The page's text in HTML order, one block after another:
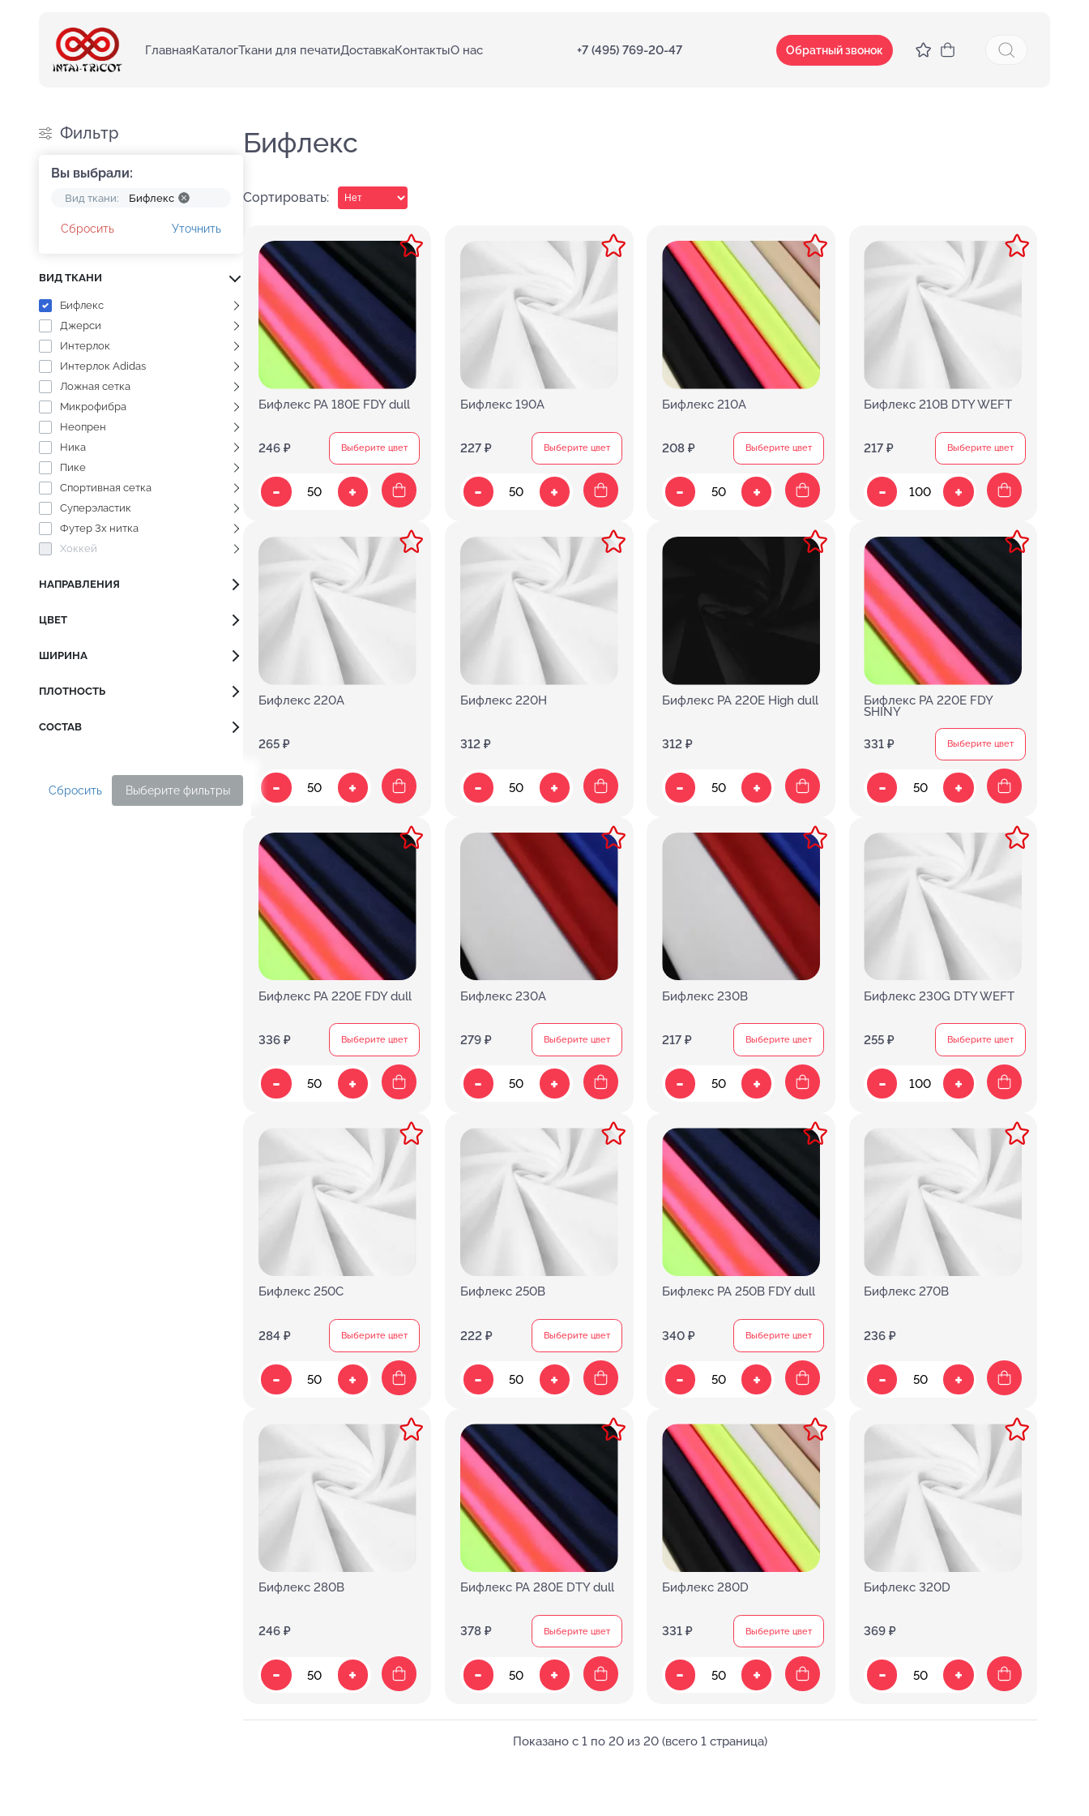
ГлавнаяКаталогТкани для печатиДоставкаКонтактыО нас +7 (495) 769-20-47 Обратный звонок
Фильтр
Вы выбрали:
Вид ткани: Бифлекс
Сбросить Уточнить
ВИД ТКАНИ
Бифлекс
Джерси
Интерлок
Интерлок Adidas
Ложная сетка
Микрофибра
Неопрен
Ника
Пике
Спортивная сетка
Суперэластик
Футер 3х нитка
Хоккей
НАПРАВЛЕНИЯ
ЦВЕТ
ШИРИНА
ПЛОТНОСТЬ
СОСТАВ
Сбросить Выберите фильтры
Бифлекс
Сортировать:
Бифлекс PA 180E FDY dull
246 ₽ Выберите цвет
- +
Бифлекс 190A
227 ₽ Выберите цвет
- +
Бифлекс 210A
208 ₽ Выберите цвет
- +
Бифлекс 210B DTY WEFT
217 ₽ Выберите цвет
- +
Бифлекс 220A
265 ₽
- +
Бифлекс 220Н
312 ₽
- +
Бифлекс PA 220E High dull
312 ₽
- +
Бифлекс PA 220E FDY
SHINY
331 ₽ Выберите цвет
- +
Бифлекс PA 220E FDY dull
336 ₽ Выберите цвет
- +
Бифлекс 230А
279 ₽ Выберите цвет
- +
Бифлекс 230В
217 ₽ Выберите цвет
- +
Бифлекс 230G DTY WEFT
255 ₽ Выберите цвет
- +
Бифлекс 250C
284 ₽ Выберите цвет
- +
Бифлекс 250B
222 ₽ Выберите цвет
- +
Бифлекс PA 250B FDY dull
340 ₽ Выберите цвет
- +
Бифлекс 270В
236 ₽
- +
Бифлекс 280В
246 ₽
- +
Бифлекс PA 280E DTY dull
378 ₽ Выберите цвет
- +
Бифлекс 280D
331 ₽ Выберите цвет
- +
Бифлекс 320D
369 ₽
- +
Показано с 1 по 20 из 20 (всего 1 страница)